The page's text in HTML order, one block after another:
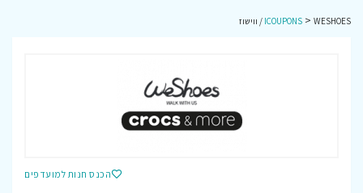
ICOUPONS > WESHOES / ווישוז
הכנס חנות למועדפים